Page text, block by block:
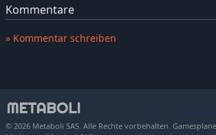
Kommentare
» Kommentar schreiben
© 2026 Metaboli SAS. Alle Rechte vorbehalten.